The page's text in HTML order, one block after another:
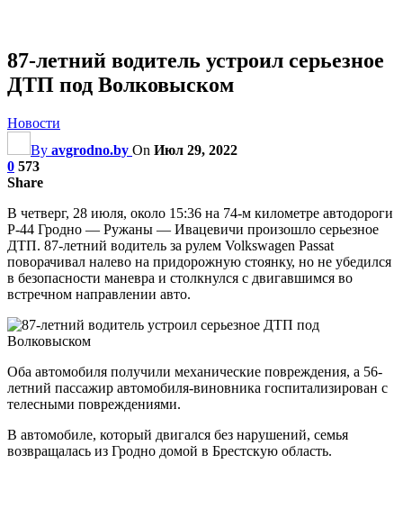
87-летний водитель устроил серьезное
ДТП под Волковыском
Новости
By avgrodno.by On Июл 29, 2022
0 573
Share
В четверг, 28 июля, около 15:36 на 74-м километре автодороги
P-44 Гродно — Ружаны — Ивацевичи произошло серьезное
ДТП. 87-летний водитель за рулем Volkswagen Passat
поворачивал налево на придорожную стоянку, но не убедился
в безопасности маневра и столкнулся с двигавшимся во
встречном направлении авто.
Оба автомобиля получили механические повреждения, а 56-
летний пассажир автомобиля-виновника госпитализирован с
телесными повреждениями.
В автомобиле, который двигался без нарушений, семья
возвращалась из Гродно домой в Брестскую область.